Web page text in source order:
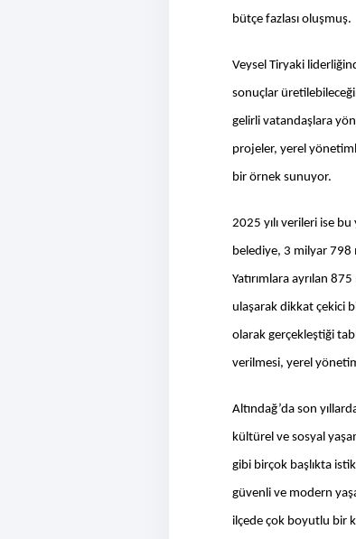
bütçe fazlası oluşmuş.
Veysel Tiryaki
sonuçlar
gelirli vatandaşlara
projeler, yerel
bir örnek sunuyor.
2025 yılı verileri ise
belediye, 3 milyar 798
Yatırımlara ayrılan
ulaşarak dikkat çekici
olarak gerçekleştiği
verilmesi, yerel
Altındağ’da son
kültürel ve sosyal
gibi birçok başlıkta
güvenli ve modern
ilçede çok boyutlu bir